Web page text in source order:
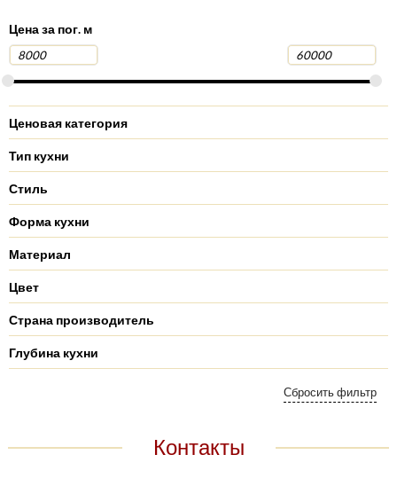
Цена за пог. м
Ценовая категория
Тип кухни
Стиль
Форма кухни
Материал
Цвет
Страна производитель
Глубина кухни
Контакты